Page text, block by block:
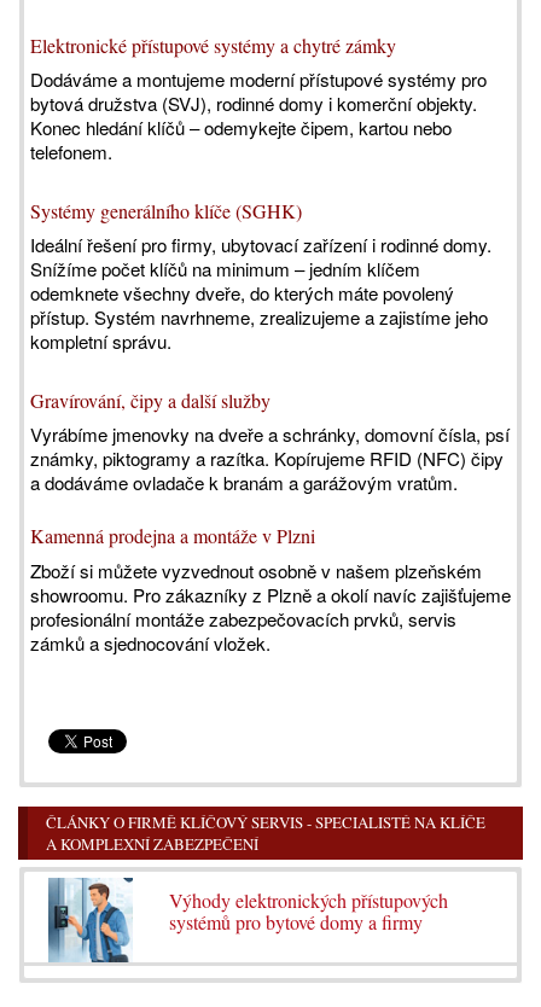
Elektronické přístupové systémy a chytré zámky
Dodáváme a montujeme moderní přístupové systémy pro
bytová družstva (SVJ), rodinné domy i komerční objekty.
Konec hledání klíčů – odemykejte čipem, kartou nebo
telefonem.
Systémy generálního klíče (SGHK)
Ideální řešení pro firmy, ubytovací zařízení i rodinné domy.
Snížíme počet klíčů na minimum – jedním klíčem
odemknete všechny dveře, do kterých máte povolený
přístup. Systém navrhneme, zrealizujeme a zajistíme jeho
kompletní správu.
Gravírování, čipy a další služby
Vyrábíme jmenovky na dveře a schránky, domovní čísla, psí
známky, piktogramy a razítka. Kopírujeme RFID (NFC) čipy
a dodáváme ovladače k branám a garážovým vratům.
Kamenná prodejna a montáže v Plzni
Zboží si můžete vyzvednout osobně v našem plzeňském
showroomu. Pro zákazníky z Plzně a okolí navíc zajišťujeme
profesionální montáže zabezpečovacích prvků, servis
zámků a sjednocování vložek.
ČLÁNKY O FIRMĚ KLÍČOVÝ SERVIS - SPECIALISTÉ NA KLÍČE
A KOMPLEXNÍ ZABEZPEČENÍ
Výhody elektronických přístupových
systémů pro bytové domy a firmy